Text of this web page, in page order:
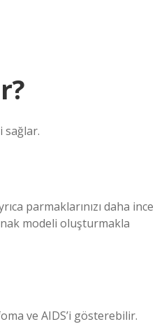
sağlar.
parmaklarınızı daha ince
modeli oluşturmakla
ve AIDS’i gösterebilir.